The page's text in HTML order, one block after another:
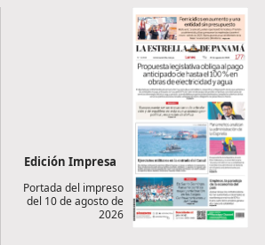
Edición Impresa
Portada del impreso
del 10 de agosto de
2026